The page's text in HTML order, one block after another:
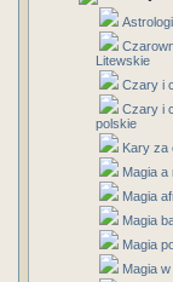
Litewskie
Czary i
Czary i
polskie
Kary za
Magia a
Magia
Magia
Magia
Magia